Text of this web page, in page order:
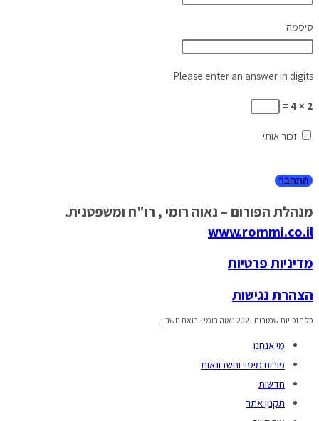
סיסמה
Please enter an answer in digits:
2 × 4 =
זכור אותי
מנהלת הפורום – נאוה רומי , רו"ח ומשפטנית.
www.rommi.co.il
מדיניות פרטיות
הצהרת נגישות
כל הזכויות שמורות 2021 נאוה רומי - רואת חשבון.
מי אנחנו
פורום מיסוי וחשבונאות
חדשות
תקנון אתר